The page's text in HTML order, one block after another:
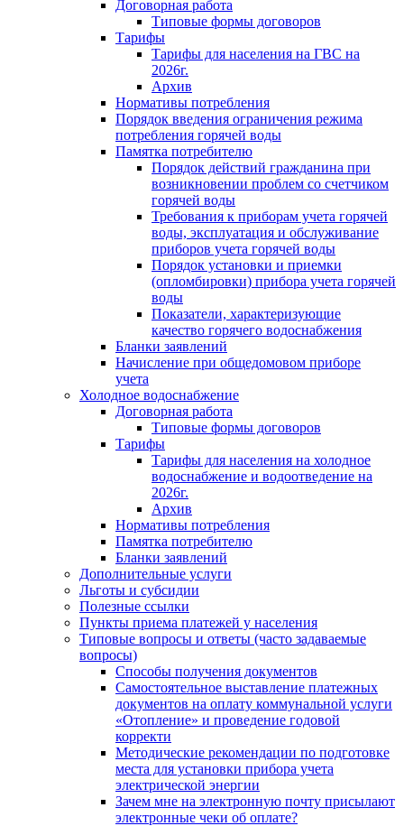
Договорная работа
Типовые формы договоров
Тарифы
Тарифы для населения на ГВС на
2026г.
Архив
Нормативы потребления
Порядок введения ограничения режима
потребления горячей воды
Памятка потребителю
Порядок действий гражданина при
возникновении проблем со счетчиком
горячей воды
Требования к приборам учета горячей
воды, эксплуатация и обслуживание
приборов учета горячей воды
Порядок установки и приемки
(опломбировки) прибора учета горячей
воды
Показатели, характеризующие
качество горячего водоснабжения
Бланки заявлений
Начисление при общедомовом приборе
учета
Холодное водоснабжение
Договорная работа
Типовые формы договоров
Тарифы
Тарифы для населения на холодное
водоснабжение и водоотведение на
2026г.
Архив
Нормативы потребления
Памятка потребителю
Бланки заявлений
Дополнительные услуги
Льготы и субсидии
Полезные ссылки
Пункты приема платежей у населения
Типовые вопросы и ответы (часто задаваемые
вопросы)
Способы получения документов
Самостоятельное выставление платежных
документов на оплату коммунальной услуги
«Отопление» и проведение годовой
корректи
Методические рекомендации по подготовке
места для установки прибора учета
электрической энергии
Зачем мне на электронную почту присылают
электронные чеки об оплате?